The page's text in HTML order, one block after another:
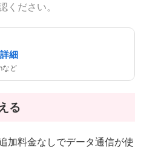
ください。
細
など
る
加料金なしでデータ通信が使